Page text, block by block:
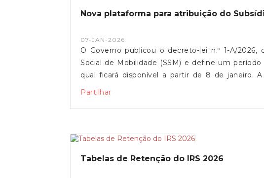
Nova plataforma para atribuição do
07-JAN-2026
O Governo publicou o decreto-lei n.º 1-A/
Social de Mobilidade (SSM) e define um
qual ficará disponível a partir de 8 de janeiro.
autónomas e o continente, mantendo os
será feito via Autenticação.gov, com
poderão suportar apenas metade do custo
nome do beneficiário ou de um membro do
Partilhar
Tabelas de Retenção do IRS 2026